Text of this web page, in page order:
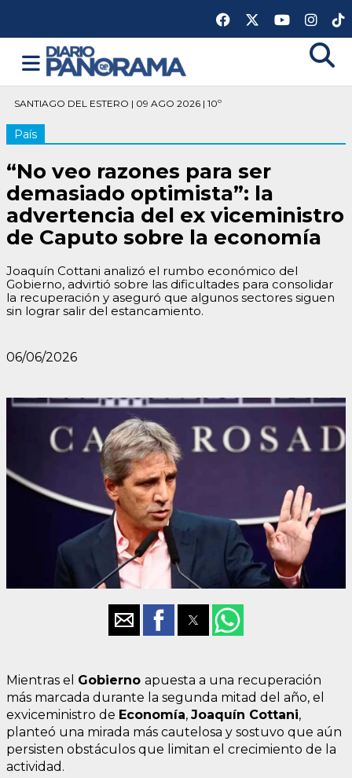
SANTIAGO DEL ESTERO | 09 AGO 2026 | 10º
País
“No veo razones para ser
demasiado optimista”: la
advertencia del ex viceministro
de Caputo sobre la economía
Joaquín Cottani analizó el rumbo económico del
Gobierno, advirtió sobre las dificultades para consolidar
la recuperación y aseguró que algunos sectores siguen
sin lograr salir del estancamiento.
06/06/2026
Mientras el Gobierno apuesta a una recuperación
más marcada durante la segunda mitad del año, el
exviceministro de Economía, Joaquín Cottani,
planteó una mirada más cautelosa y sostuvo que aún
persisten obstáculos que limitan el crecimiento de la
actividad.